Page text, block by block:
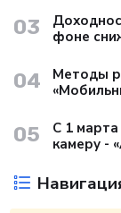
03
фоне
04
Методы
05
С 1
камеру -